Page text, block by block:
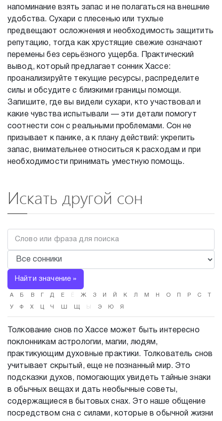
напоминание взять запас и не полагаться на внешние
удобства. Сухари с плесенью или тухлые
предвещают осложнения и необходимость защитить
репутацию, тогда как хрустящие свежие означают
перемены без серьёзного ущерба. Практический
вывод, который предлагает сонник Хассе:
проанализируйте текущие ресурсы, распределите
силы и обсудите с близкими границы помощи.
Запишите, где вы видели сухари, кто участвовал и
какие чувства испытывали — эти детали помогут
соотнести сон с реальными проблемами. Сон не
призывает к панике, а к плану действий: укрепить
запас, внимательнее относиться к расходам и при
необходимости принимать уместную помощь.
Искать другой сон
Найти значение »
А Б В Д Е Ё Ж З И Й К Л М Н О Р С
У Ф Х Ц Ч Ш Щ Ы Э Ю Я
Толкование снов по Хассе может быть интересно
поклонникам астрологии, магии, людям,
практикующим духовные практики. Толкователь снов
учитывает скрытый, еще не познанный мир. Это
подсказки духов, помогающих увидеть тайные знаки
в обычных вещах и дать необычные советы,
содержащиеся в бытовых снах. Это наше общение
посредством сна с силами, которые в обычной жизни